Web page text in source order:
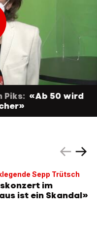
Piks: «Ab 50 wird
Sepp Trütsch
im
ist ein Skandal»